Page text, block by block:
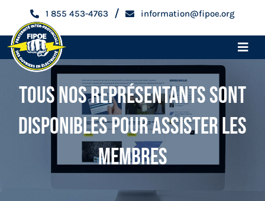
content
1 855 453-4763 / information@fipoe.org
Toggle
Accueil
Devenir membre
Espace membre
Tous Nos Représentants Sont
Disponibles Pour Assister Les
Membres